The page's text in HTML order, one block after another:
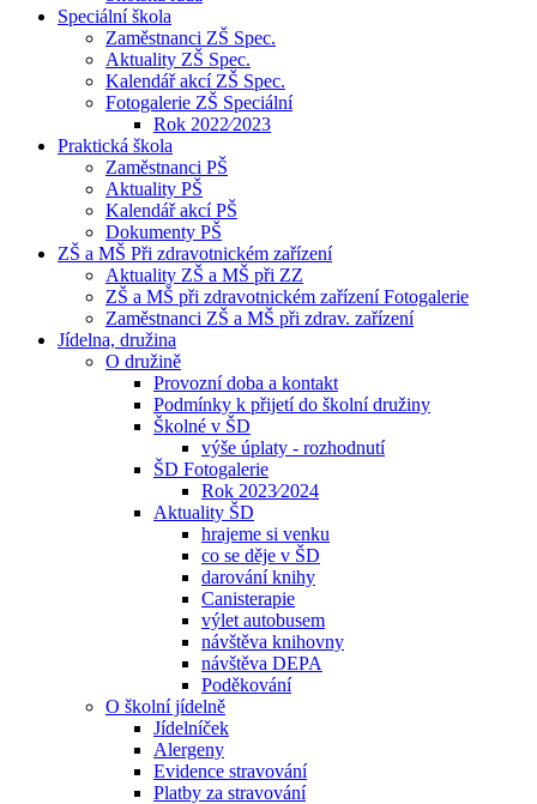
Speciální škola
Zaměstnanci ZŠ Spec.
Aktuality ZŠ Spec.
Kalendář akcí ZŠ Spec.
Fotogalerie ZŠ Speciální
Rok 2022⁄2023
Praktická škola
Zaměstnanci PŠ
Aktuality PŠ
Kalendář akcí PŠ
Dokumenty PŠ
ZŠ a MŠ Při zdravotnickém zařízení
Aktuality ZŠ a MŠ při ZZ
ZŠ a MŠ při zdravotnickém zařízení Fotogalerie
Zaměstnanci ZŠ a MŠ při zdrav. zařízení
Jídelna, družina
O družině
Provozní doba a kontakt
Podmínky k přijetí do školní družiny
Školné v ŠD
výše úplaty - rozhodnutí
ŠD Fotogalerie
Rok 2023⁄2024
Aktuality ŠD
hrajeme si venku
co se děje v ŠD
darování knihy
Canisterapie
výlet autobusem
návštěva knihovny
návštěva DEPA
Poděkování
O školní jídelně
Jídelníček
Alergeny
Evidence stravování
Platby za stravování